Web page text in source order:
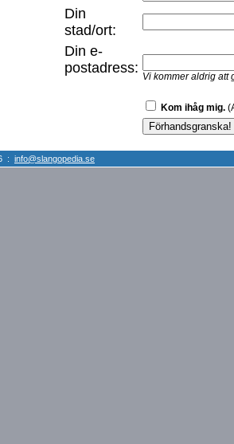
Din
stad/ort:
Din e-
postadress:
Vi kommer aldrig att
Kom ihåg mig.
: info@slangopedia.se